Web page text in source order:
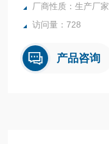
厂商性质：生产厂家
访问量：728
产品咨询